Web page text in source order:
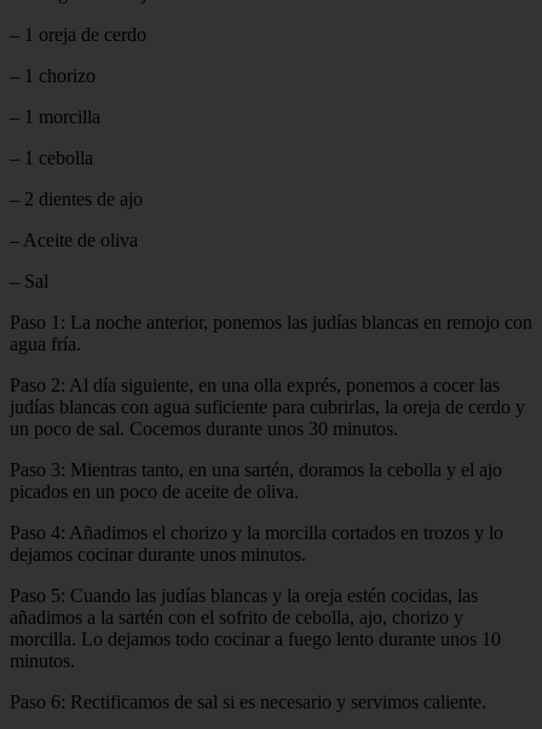
– 1 oreja de cerdo
– 1 chorizo
– 1 morcilla
– 1 cebolla
– 2 dientes de ajo
– Aceite de oliva
– Sal
Paso 1: La noche anterior, ponemos las judías blancas en remojo con
agua fría.
Paso 2: Al día siguiente, en una olla exprés, ponemos a cocer las
judías blancas con agua suficiente para cubrirlas, la oreja de cerdo y
un poco de sal. Cocemos durante unos 30 minutos.
Paso 3: Mientras tanto, en una sartén, doramos la cebolla y el ajo
picados en un poco de aceite de oliva.
Paso 4: Añadimos el chorizo y la morcilla cortados en trozos y lo
dejamos cocinar durante unos minutos.
Paso 5: Cuando las judías blancas y la oreja estén cocidas, las
añadimos a la sartén con el sofrito de cebolla, ajo, chorizo y
morcilla. Lo dejamos todo cocinar a fuego lento durante unos 10
minutos.
Paso 6: Rectificamos de sal si es necesario y servimos caliente.